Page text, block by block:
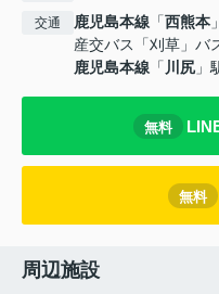
交通 鹿児島本線 「西熊本
産交バス「刈草」
鹿児島本線 「 川尻 」
無料
無料
周辺施設